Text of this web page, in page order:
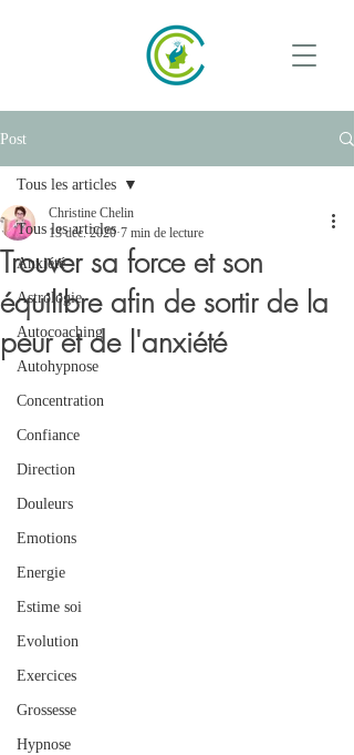
Post
Tous les articles
Anxiété
Astrologie
Autocoaching
Autohypnose
Concentration
Confiance
Direction
Douleurs
Emotions
Energie
Estime soi
Evolution
Exercices
Grossesse
Hypnose
Tous les articles
Trouver sa force et son
équilibre afin de sortir de la
peur et de l'anxiété
Christine Chelin
13 déc. 2020 7 min de lecture